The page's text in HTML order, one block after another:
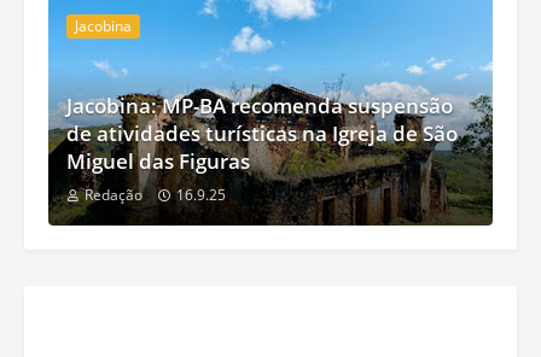
Jacobina
Jacobina: MP-BA recomenda suspensão
de atividades turísticas na Igreja de São
Miguel das Figuras
Redação 16.9.25